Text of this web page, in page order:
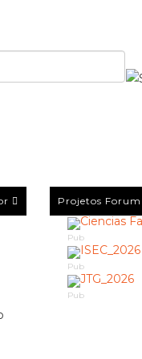
Projetos Forum
Pub
Pub
Pub